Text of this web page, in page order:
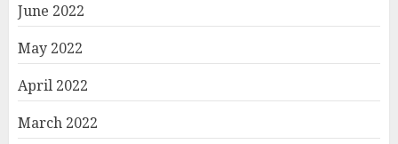
June 2022
May 2022
April 2022
March 2022